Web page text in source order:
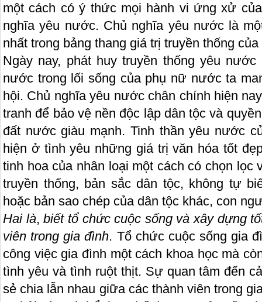
một cách có ý thức mọi hành vi ứng xử
nghĩa yêu nước. Chủ nghĩa yêu nước là
nhất trong bảng thang giá trị truyền thống
Ngày nay, phát huy truyền thống yêu
nước trong lối sống của phụ nữ nước ta
hội. Chủ nghĩa yêu nước chân chính hiện
tranh để bảo vệ nền độc lập dân tộc và
đất nước giàu mạnh. Tinh thần yêu nước
hiện ở tình yêu những giá trị văn hóa tốt
tinh hoa của nhân loại một cách có chọn lọc
truyền thống, bản sắc dân tộc, không tự
hoặc bản sao chép của dân tộc khác, con
Hai là, biết tổ chức cuộc sống và xây dựng
viên trong gia đình. Tổ chức cuộc sống gia
công việc gia đình một cách khoa học mà
tình yêu và tình ruột thịt. Sự quan tâm đến
sẻ chia lẫn nhau giữa các thành viên trong